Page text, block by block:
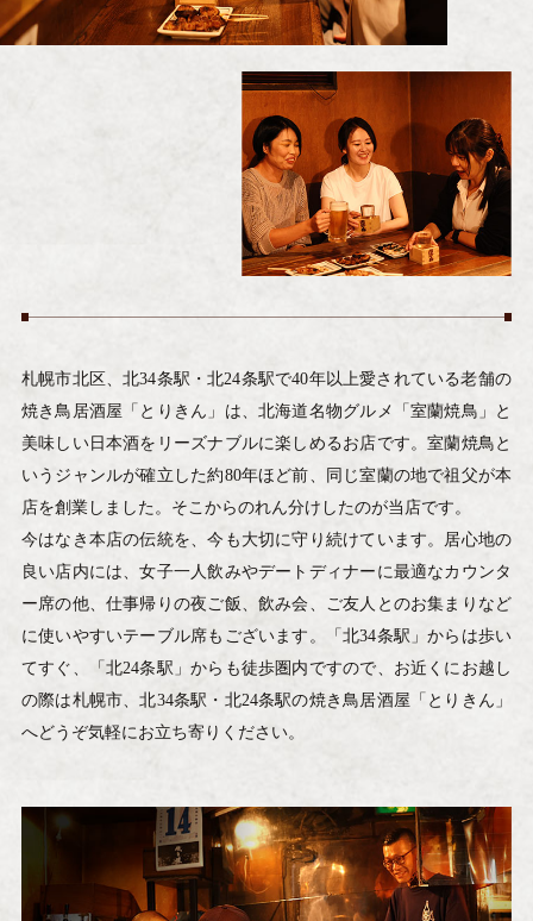
札幌市北区、北34条駅・北24条駅で40年以上愛されている老舗の
焼き鳥居酒屋「とりきん」は、 北海道名物グルメ「室蘭焼鳥」と
美味しい日本酒をリーズナブルに楽しめるお店です。室蘭焼鳥と
いうジャンルが確立した約80年ほど前、同じ室蘭の地で祖父が本
店を創業しました。そこからのれん分けしたのが当店です。
今はなき本店の伝統を、今も大切に守り続けています。居心地の
良い店内には、女子一人飲みやデートディナーに最適なカウンタ
ー席の他、仕事帰りの夜ご飯、飲み会、ご友人とのお集まり など
に使いやすいテーブル席もございます。「北34条駅」からは歩い
てすぐ、
「北24条駅」からも徒歩圏内ですので、お近くにお越し
の際は札幌市、北34条駅 ・北24条駅の焼き鳥居酒屋「とりきん」
へどうぞ気軽にお立ち寄りください。